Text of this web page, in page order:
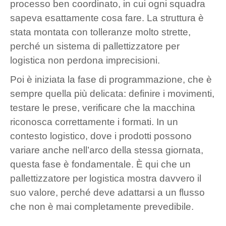
processo ben coordinato, in cui ogni squadra
sapeva esattamente cosa fare. La struttura è
stata montata con tolleranze molto strette,
perché un sistema di pallettizzatore per
logistica non perdona imprecisioni.
Poi è iniziata la fase di programmazione, che è
sempre quella più delicata: definire i movimenti,
testare le prese, verificare che la macchina
riconosca correttamente i formati. In un
contesto logistico, dove i prodotti possono
variare anche nell’arco della stessa giornata,
questa fase è fondamentale. È qui che un
pallettizzatore per logistica mostra davvero il
suo valore, perché deve adattarsi a un flusso
che non è mai completamente prevedibile.